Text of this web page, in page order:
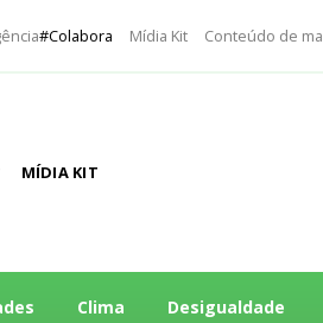
#Colabora Mídia Kit Conteúdo de
MÍDIA KIT
Clima Desigualdade